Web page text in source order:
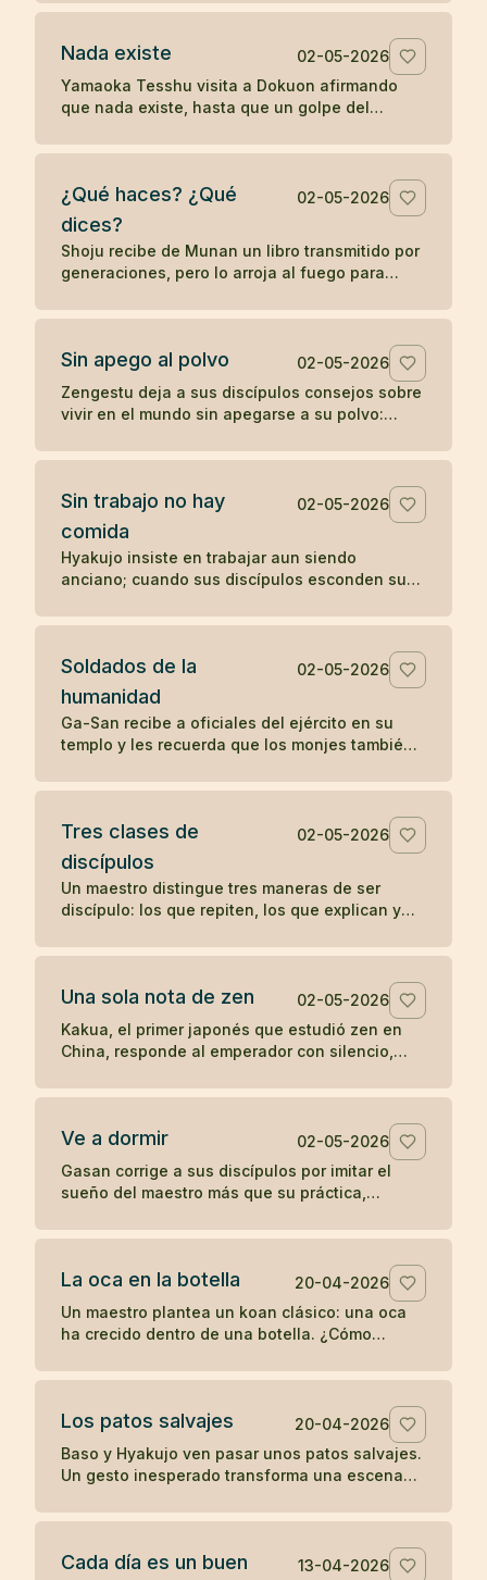
palabras sin despertar.
Nada existe
02-05-2026
Yamaoka Tesshu visita a Dokuon afirmando
que nada existe, hasta que un golpe del
con fuerza.
¿Qué haces? ¿Qué
dices?
02-05-2026
Shoju recibe de Munan un libro transmitido por
generaciones, pero lo arroja al fuego para
de un símbolo.
Sin apego al polvo
02-05-2026
Zengestu deja a sus discípulos consejos sobre
vivir en el mundo sin apegarse a su polvo:
Sin trabajo no hay
comida
02-05-2026
Hyakujo insiste en trabajar aun siendo
anciano; cuando sus discípulos esconden sus
comprenden su enseñanza.
Soldados de la
humanidad
02-05-2026
Ga-San recibe a oficiales del ejército en su
templo y les recuerda que los monjes también
todos los seres.
Tres clases de
discípulos
02-05-2026
Un maestro distingue tres maneras de ser
discípulo: los que repiten, los que explican y
Una sola nota de zen
02-05-2026
Kakua, el primer japonés que estudió zen en
China, responde al emperador con silencio,
desaparecer.
Ve a dormir
02-05-2026
Gasan corrige a sus discípulos por imitar el
sueño del maestro más que su práctica,
no retirarse antes de tiempo.
La oca en la botella
20-04-2026
Un maestro plantea un koan clásico: una oca
ha crecido dentro de una botella. ¿Cómo
Los patos salvajes
20-04-2026
Baso y Hyakujo ven pasar unos patos salvajes.
Un gesto inesperado transforma una escena
percepción.
Cada día es un buen
13-04-2026